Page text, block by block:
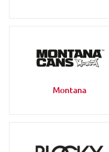
Montana